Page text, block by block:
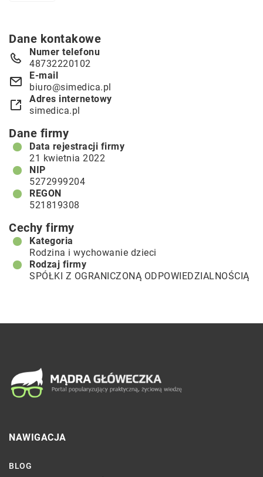
Dane kontakowe
Numer telefonu
48732220102
E-mail
biuro@simedica.pl
Adres internetowy
simedica.pl
Dane firmy
Data rejestracji firmy
21 kwietnia 2022
NIP
5272999204
REGON
521819308
Cechy firmy
Kategoria
Rodzina i wychowanie dzieci
Rodzaj firmy
SPÓŁKI Z OGRANICZONĄ ODPOWIEDZIALNOŚCIĄ
NAWIGACJA
BLOG